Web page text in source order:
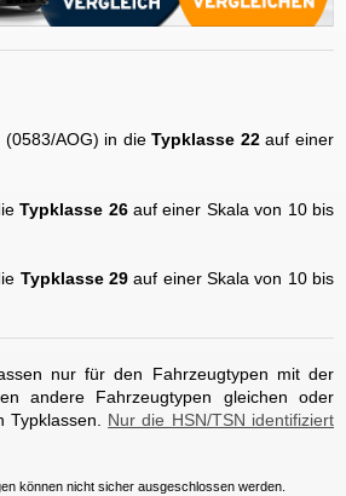
(0583/AOG) in dieTypklasse 22auf einer
Typklasse 26auf einer Skala von 10 bis
Typklasse 29 auf einer Skala von 10 bis
nur für den Fahrzeugtypen mit der
andere Fahrzeugtypen gleichen oder
Typklassen. Nur die HSN/TSN identifiziert
können nicht sicher ausgeschlossen werden.